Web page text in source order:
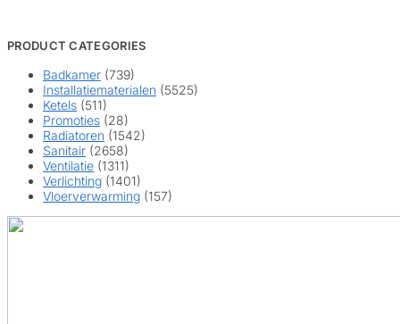
PRODUCT CATEGORIES
Badkamer (739)
Installatiematerialen (5525)
Ketels (511)
Promoties (28)
Radiatoren (1542)
Sanitair (2658)
Ventilatie (1311)
Verlichting (1401)
Vloerverwarming (157)